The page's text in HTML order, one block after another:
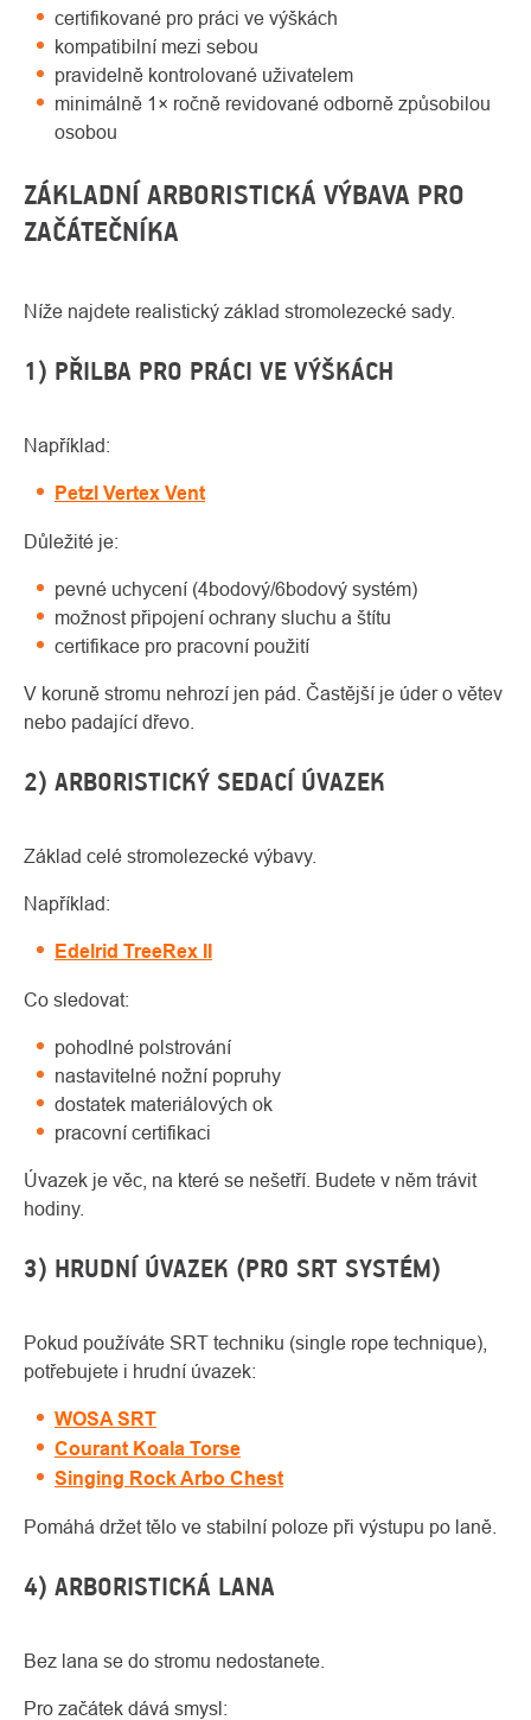
certifikované pro práci ve výškách
kompatibilní mezi sebou
pravidelně kontrolované uživatelem
minimálně 1× ročně revidované odborně způsobilou
osobou
ZÁKLADNÍ ARBORISTICKÁ VÝBAVA PRO
ZAČÁTEČNÍKA
Níže najdete realistický základ stromolezecké sady.
1) PŘILBA PRO PRÁCI VE VÝŠKÁCH
Například:
Petzl Vertex Vent
Důležité je:
pevné uchycení (4bodový/6bodový systém)
možnost připojení ochrany sluchu a štítu
certifikace pro pracovní použití
V koruně stromu nehrozí jen pád. Častější je úder o větev
nebo padající dřevo.
2) ARBORISTICKÝ SEDACÍ ÚVAZEK
Základ celé stromolezecké výbavy.
Například:
Edelrid TreeRex II
Co sledovat:
pohodlné polstrování
nastavitelné nožní popruhy
dostatek materiálových ok
pracovní certifikaci
Úvazek je věc, na které se nešetří. Budete v něm trávit
hodiny.
3) HRUDNÍ ÚVAZEK (PRO SRT SYSTÉM)
Pokud používáte SRT techniku (single rope technique),
potřebujete i hrudní úvazek:
WOSA SRT
Courant Koala Torse
Singing Rock Arbo Chest
Pomáhá držet tělo ve stabilní poloze při výstupu po laně.
4) ARBORISTICKÁ LANA
Bez lana se do stromu nedostanete.
Pro začátek dává smysl: